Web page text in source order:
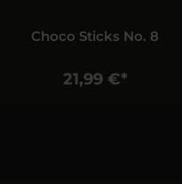
Choco Sticks No. 8
21,99 €*